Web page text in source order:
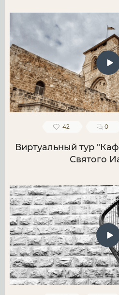
42 0
Виртуальный тур
Святого